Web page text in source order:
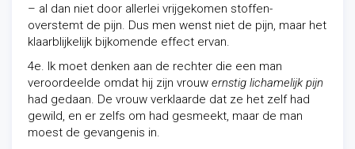
– al dan niet door allerlei vrijgekomen stoffen-
overstemt de pijn. Dus men wenst niet de pijn, maar het
klaarblijkelijk bijkomende effect ervan.
4e. Ik moet denken aan de rechter die een man
veroordeelde omdat hij zijn vrouw ernstig lichamelijk pijn
had gedaan. De vrouw verklaarde dat ze het zelf had
gewild, en er zelfs om had gesmeekt, maar de man
moest de gevangenis in.